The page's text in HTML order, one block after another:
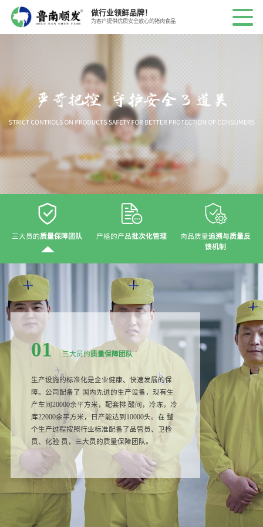
做行业领鲜品牌！
为客户提供优质安全放心的猪肉食品
三大员的质量保障团队 严格的产品批次化管理 肉品质量追溯与质量反
馈机制
01 三大员的质量保障团队
生产设施的标准化是企业健康、快速发展的保
障。公司配备了 国内先进的生产设备，现有生
产车间20000余平方米，配套排 酸间，冷冻，冷
库22000余平方米，日产能达到10000头。在 整
个生产过程按照行业标准配备了品管员、卫检
员、化验 员，三大员的质量保障团队。